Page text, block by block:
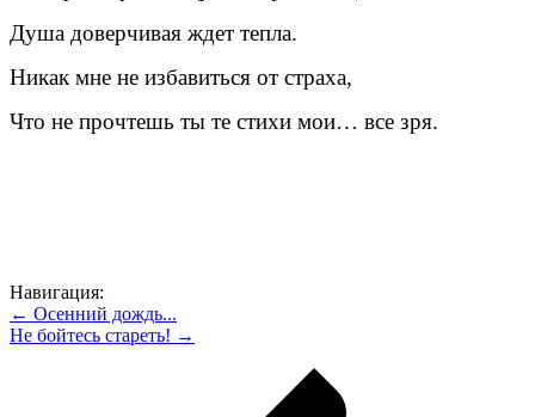
Душа доверчивая ждет тепла.
Никак мне не избавиться от страха,
Что не прочтешь ты те стихи мои… все зря.
Навигация:
← Осенний дождь...
Не бойтесь стареть! →